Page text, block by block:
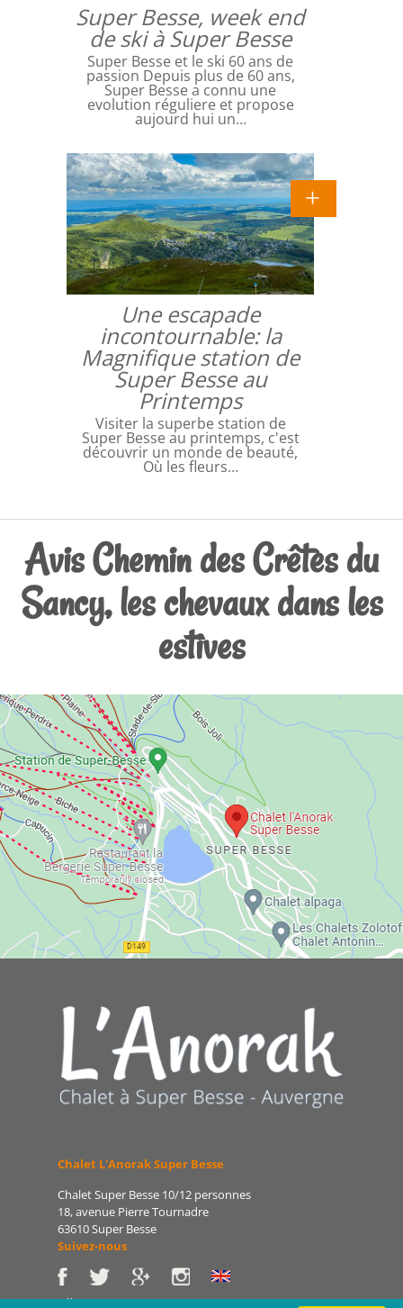
Super Besse, week end
de ski à Super Besse
Super Besse et le ski 60 ans de
passion Depuis plus de 60 ans,
Super Besse a connu une
evolution réguliere et propose
aujourd hui un…
Une escapade
incontournable: la
Magnifique station de
Super Besse au
Printemps
Visiter la superbe station de
Super Besse au printemps, c'est
découvrir un monde de beauté,
Où les fleurs…
Avis Chemin des Crêtes du
Sancy, les chevaux dans les
estives
Chalet L'Anorak Super Besse
Chalet Super Besse 10/12 personnes
18, avenue Pierre Tournadre
63610 Super Besse
Suivez-nous
Tél : 06 86 75 47 66